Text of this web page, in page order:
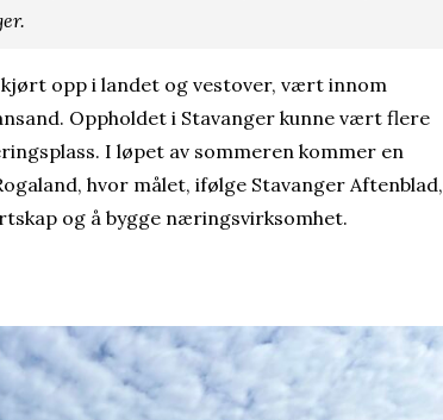
opp i landet og vestover, vært innom
Oppholdet i Stavanger kunne vært flere
I løpet av sommeren kommer en
hvor målet, ifølge Stavanger Aftenblad,
og å bygge næringsvirksomhet.